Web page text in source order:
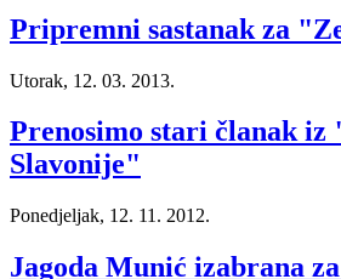
Pripremni sastanak za
Utorak, 12. 03. 2013.
Prenosimo stari članak iz
Slavonije"
Ponedjeljak, 12. 11. 2012.
Jagoda Munić izabrana